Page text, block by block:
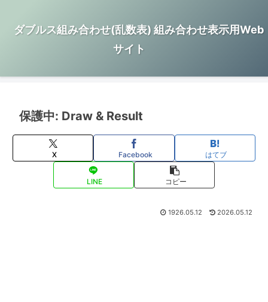
ダブルス組み合わせ(乱数表) 組み合わせ表示用Web
サイト
保護中: Draw & Result
X Facebook はてブ
LINE コピー
1926.05.12 2026.05.12